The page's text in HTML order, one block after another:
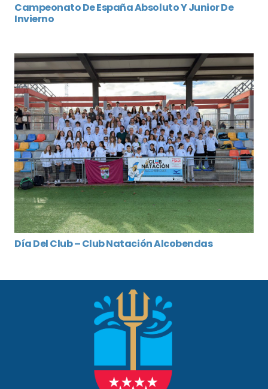
Campeonato De España Absoluto Y Junior De
Invierno
Día Del Club – Club Natación Alcobendas